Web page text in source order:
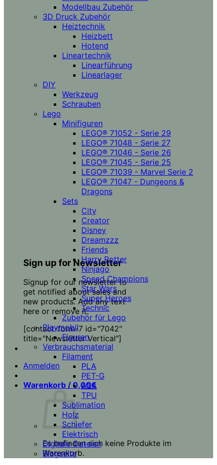
Sign up for Newsletter
Signup for our newsletter to
get notified about sales and
new products. Add any text
here or remove it.
[contact-form-7 id="7042"
title="Newsletter Vertical"]
Anmelden
Warenkorb / 0,00€
Es befinden sich keine Produkte im
Warenkorb.
Modellbau Zubehör
3D Druck Zubehör
Heiztechnik
Heizbett
Hotend
Lineartechnik
Linearführung
Linearlager
DIY
Werkzeug
Schrauben
Lego
Minifiguren
LEGO® 71052 - Serie 29
LEGO® 71048 - Serie 27
LEGO® 71046 - Serie 26
LEGO® 71045 - Serie 25
LEGO® 71039 - Marvel Serie 2
LEGO® 71047 - Dungeons &
Dragons
Sets
City
Creator
Disney
Dreamzzz
Friends
Harry Potter
Ninjago
Speed Champions
Star Wars
Super Heroes
Technic
Zubehör für Lego
Playmobil
Figuren
Verbrauchsmaterial
Filament
PLA
PET-G
ASA
TPU
Sublimation
Holz
Schiefer
Elektrisch
Digitale Dateien
Blogseite